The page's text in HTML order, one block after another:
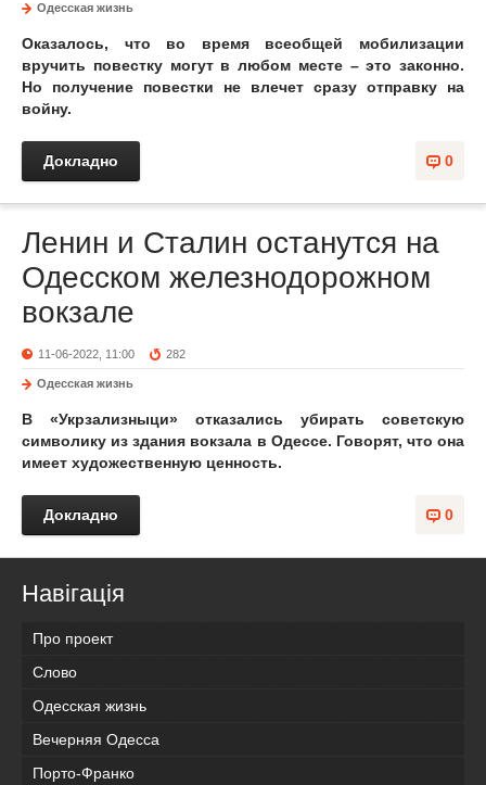
Одесская жизнь
Оказалось, что во время всеобщей мобилизации
вручить повестку могут в любом месте – это законно.
Но получение повестки не влечет сразу отправку на
войну.
0
Докладно
Ленин и Сталин останутся на
Одесском железнодорожном
вокзале
11-06-2022, 11:00 282
Одесская жизнь
В «Укрзализныци» отказались убирать советскую
символику из здания вокзала в Одессе. Говорят, что она
имеет художественную ценность.
0
Докладно
Навігація
Про проект
Слово
Одесская жизнь
Вечерняя Одесса
Порто-Франко